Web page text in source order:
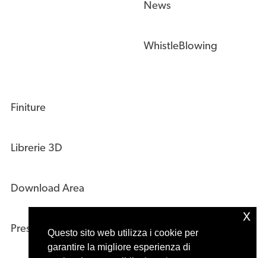
Questo sito web utilizza i cookie per
garantire la migliore esperienza di
x
News
WhistleBlowing
Finiture
Librerie 3D
Download Area
Press Kit